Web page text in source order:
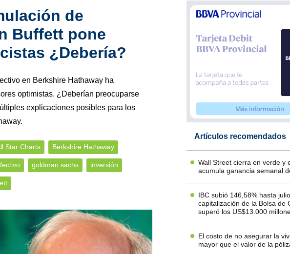
de
Buffett pone
¿Debería?
en Berkshire Hathaway ha
optimistas. ¿Deberían preocuparse
explicaciones posibles para los
Star Charts Berkshire Hathaway
goldman sachs inversión
Artículos recomendados
Wall Street cierra en verde y
acumula ganancia semanal
IBC subió 146,58% hasta
capitalización de la Bolsa de
superó los US$13.000
El costo de no asegurar la
mayor que el valor de la